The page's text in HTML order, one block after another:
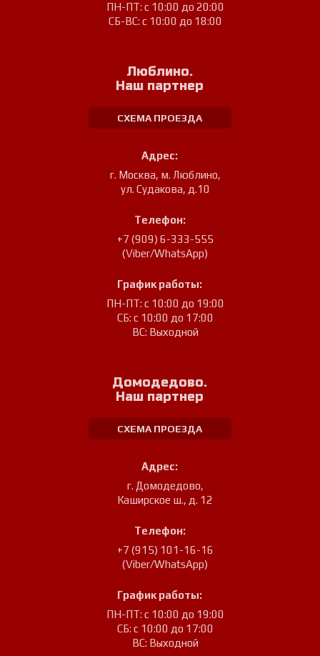
ПН-ПТ: с 10:00 до 20:00
СБ-ВС: с 10:00 до 18:00
Люблино.
Наш партнер
СХЕМА ПРОЕЗДА
Адрес:
г. Москва, м. Люблино,
ул. Судакова, д.10
Телефон:
+7 (909) 6-333-555
(Viber/WhatsApp)
График работы:
ПН-ПТ: с 10:00 до 19:00
СБ: с 10:00 до 17:00
ВС: Выходной
Домодедово.
Наш партнер
СХЕМА ПРОЕЗДА
Адрес:
г. Домодедово,
Каширское ш., д. 12
Телефон:
+7 (915) 101-16-16
(Viber/WhatsApp)
График работы:
ПН-ПТ: с 10:00 до 19:00
СБ: с 10:00 до 17:00
ВС: Выходной